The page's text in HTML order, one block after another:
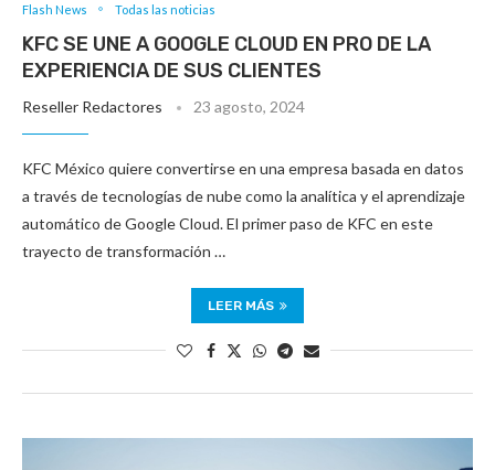
Flash News Todas las noticias
KFC SE UNE A GOOGLE CLOUD EN PRO DE LA
EXPERIENCIA DE SUS CLIENTES
Reseller Redactores 23 agosto, 2024
KFC México quiere convertirse en una empresa basada en datos
a través de tecnologías de nube como la analítica y el aprendizaje
automático de Google Cloud. El primer paso de KFC en este
trayecto de transformación …
LEER MÁS